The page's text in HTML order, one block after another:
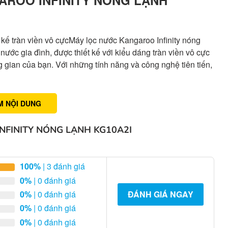
tràn viền vô cựcMáy lọc nước Kangaroo Infinity nóng
gia đình, được thiết kế với kiểu dáng tràn viền vô cực
của bạn. Với những tính năng và công nghệ tiên tiến,
NỘI DUNG
NÓNG LẠNH KG10A2I
100% | 3 đánh giá
0% | 0 đánh giá
0% | 0 đánh giá
0% | 0 đánh giá
0% | 0 đánh giá
ĐÁNH GIÁ NGAY